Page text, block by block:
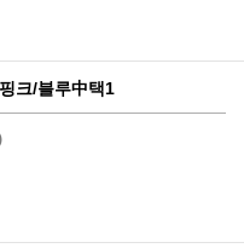
크/블루中택1